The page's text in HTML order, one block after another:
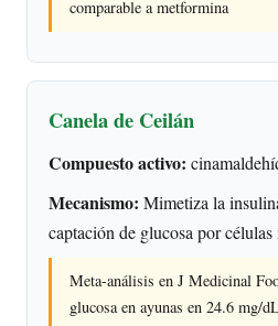
comparable a metformina
Canela de Ceilán
Compuesto activo:
Mecanismo: Mimetiza la
captación de glucosa por
Meta-análisis en J Medicinal
glucosa en ayunas en 24.6 mg/